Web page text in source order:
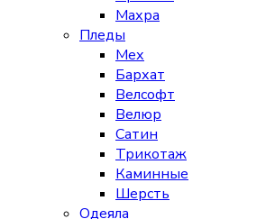
Махра
Пледы
Мех
Бархат
Велсофт
Велюр
Сатин
Трикотаж
Каминные
Шерсть
Одеяла